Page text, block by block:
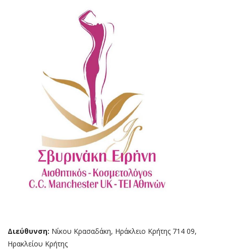
Διεύθυνση: Νίκου Κρασαδάκη, Ηράκλειο Κρήτης 714 09,
Ηρακλείου Κρήτης